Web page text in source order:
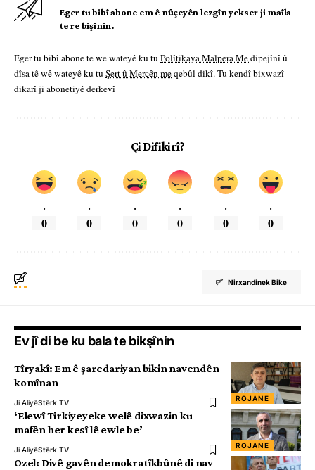
Eger tu bibî abone em ê nûçeyên lezgîn yekser ji maîla
te re bişînin.
Eger tu bibî abone te we wateyê ku tu Polîtikaya Malpera Medipejînî û
dîsa tê wê wateyê ku tu Şert û Mercên meqebûl dikî. Tu kendî bixwazî
dikarî ji abonetiyê derkevî
Çi Difikirî?
.
0
.
0
.
0
.
0
.
0
.
0
Nirxandinek Bike
Ev jî di be ku bala te bikşînin
ROJANE
Tîryakî: Em ê şaredariyan bikin navendên
komînan
Ji AliyêStêrk TV
ROJANE
‘Elewî Tirkiyeyeke welê dixwazin ku
mafên her kesî lê ewle be’
Ji AliyêStêrk TV
Ozel: Divê gavên demokratîkbûnê di nav